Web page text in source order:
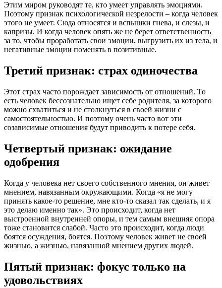
Этим миром руководят те, кто умеет управлять эмоциями.
Поэтому признак психологической незрелости – когда человек
этого не умеет. Сюда относятся и вспышки гнева, и слезы, и
капризы. И когда человек опять же не берет ответственность
за то, чтобы проработать свои эмоции, выгрузить их из тела, и
негативные эмоции поменять в позитивные.
Третий признак: страх одиночества
Этот страх часто порождает зависимость от отношений. То
есть человек бессознательно ищет себе родителя, за которого
можно схватиться и не столкнуться в своей жизни с
самостоятельностью. И поэтому очень часто вот эти
созависимые отношения будут приводить к потере себя.
Четвертый признак: ожидание
одобрения
Когда у человека нет своего собственного мнения, он живет
мнением, навязанным окружающими. Когда «я не могу
принять какое-то решение, мне кто-то сказал так сделать, и я
это делаю именно так». Это происходит, когда нет
выстроенной внутренней опоры, и тем самым внешняя опора
тоже становится слабой. Часто это происходит, когда люди
боятся осуждения, боятся. Поэтому человек живет не своей
жизнью, а жизнью, навязанной мнением других людей.
Пятый признак: фокус только на
удовольствиях